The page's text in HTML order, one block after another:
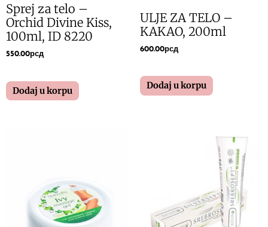
Sprej za telo –
Orchid Divine Kiss,
100ml, ID 8220
550.00рсд
Dodaj u korpu
ULJE ZA TELO –
KAKAO, 200ml
600.00рсд
Dodaj u korpu